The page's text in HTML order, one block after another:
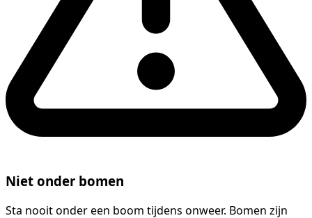
Niet onder bomen
Sta nooit onder een boom tijdens onweer. Bomen zijn